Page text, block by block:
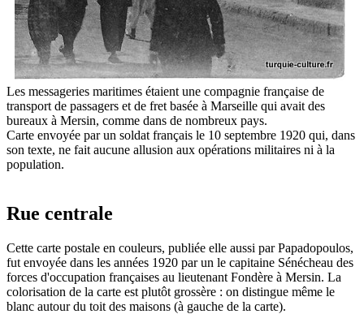
Les messageries maritimes étaient une compagnie française de
transport de passagers et de fret basée à Marseille qui avait des
bureaux à Mersin, comme dans de nombreux pays.
Carte envoyée par un soldat français le 10 septembre 1920 qui, dans
son texte, ne fait aucune allusion aux opérations militaires ni à la
population.
Rue centrale
Cette carte postale en couleurs, publiée elle aussi par Papadopoulos,
fut envoyée dans les années 1920 par un le capitaine Sénécheau des
forces d'occupation françaises au lieutenant Fondère à Mersin. La
colorisation de la carte est plutôt grossère : on distingue même le
blanc autour du toit des maisons (à gauche de la carte).